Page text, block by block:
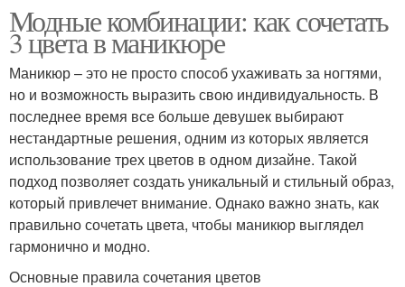
Модные комбинации: как сочетать
3 цвета в маникюре
Маникюр – это не просто способ ухаживать за ногтями,
но и возможность выразить свою индивидуальность. В
последнее время все больше девушек выбирают
нестандартные решения, одним из которых является
использование трех цветов в одном дизайне. Такой
подход позволяет создать уникальный и стильный образ,
который привлечет внимание. Однако важно знать, как
правильно сочетать цвета, чтобы маникюр выглядел
гармонично и модно.
Основные правила сочетания цветов